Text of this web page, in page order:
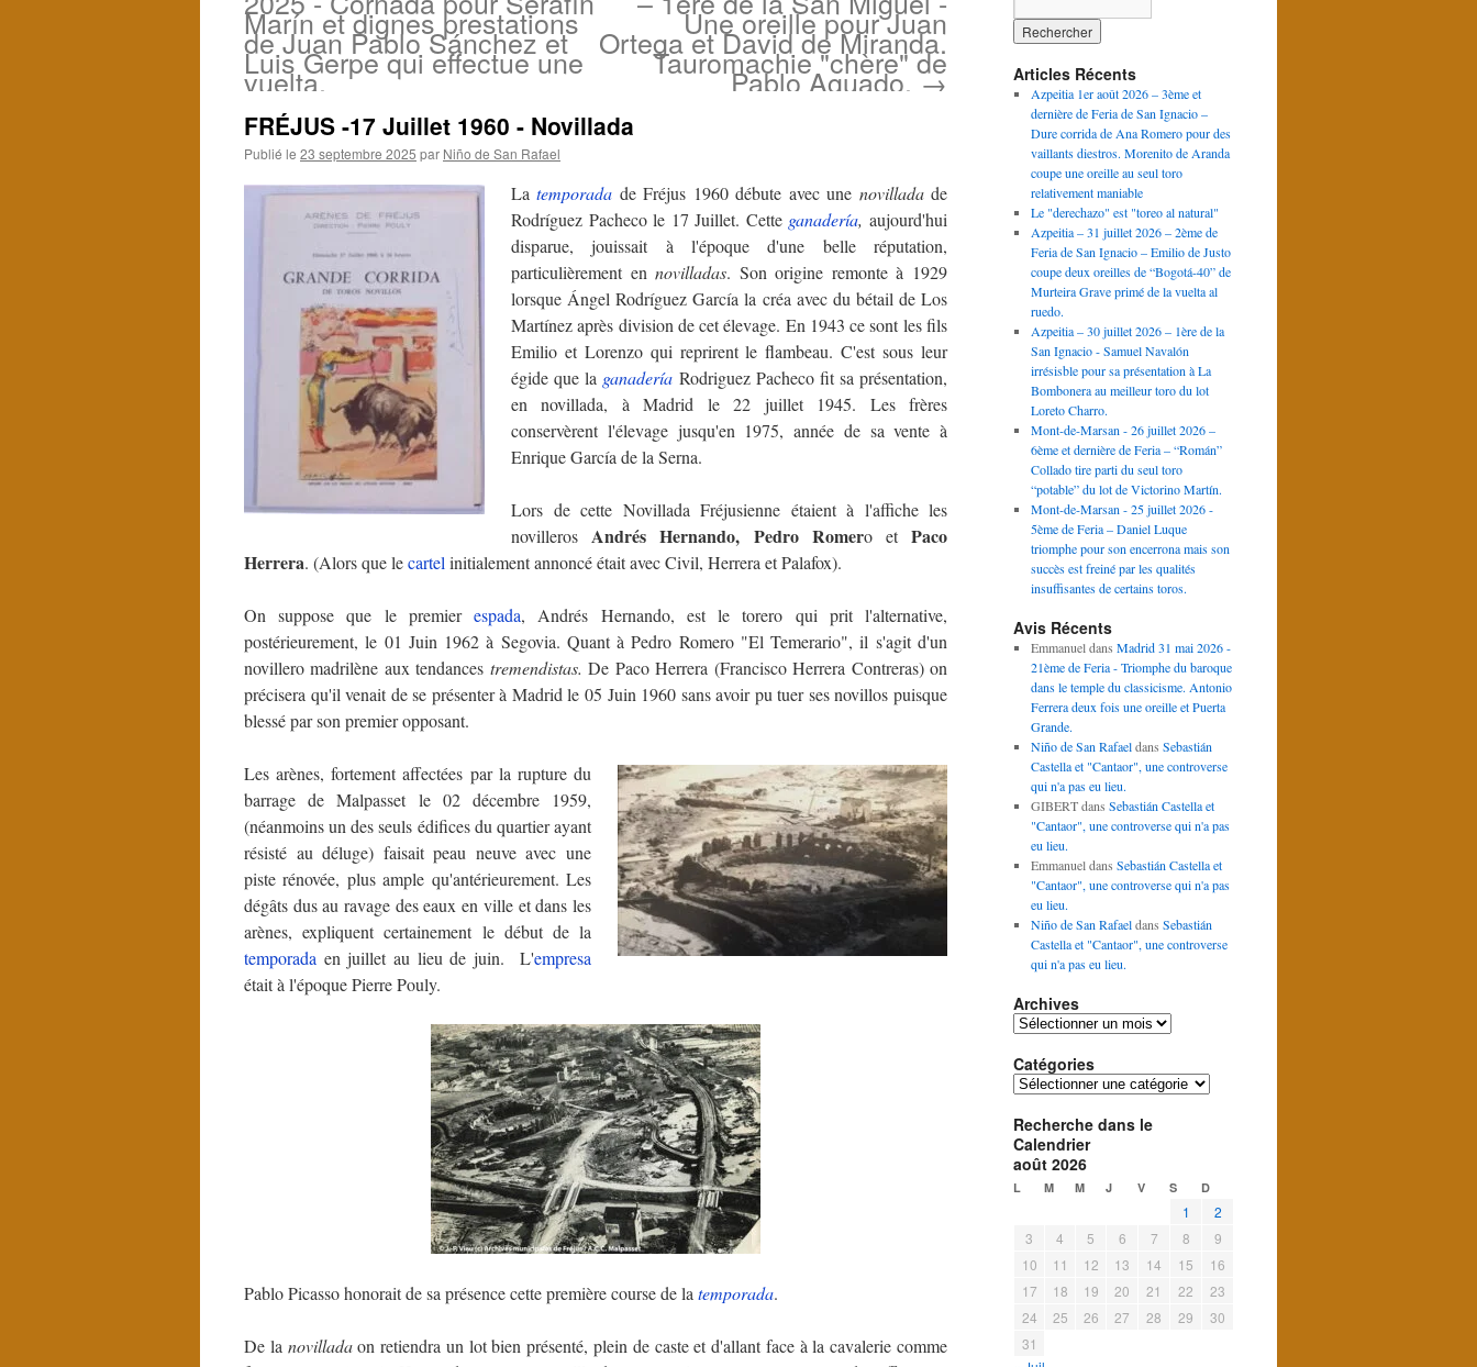
Marín et dignes prestations
de Juan Pablo Sánchez et
Luis Gerpe qui effectue une
vuelta.
Une oreille pour Juan
Ortega et David de Miranda.
Tauromachie "chère" de
Pablo Aguado.→
FRÉJUS -17 Juillet 1960 - Novillada
Publié le 23 septembre 2025 par Niño de San Rafael
Latemporada de Fréjus 1960 débute avec une novilladade
Rodríguez Pacheco le 17 Juillet. Cette ganadería, aujourd'hui
disparue, jouissait à l'époque d'une belle réputation,
particulièrement ennovilladas. Son origine remonte à 1929
lorsque Ángel Rodríguez García la créa avec du bétail de Los
Martínez après division de cet élevage. En 1943 ce sont les fils
Emilio et Lorenzo qui reprirent le flambeau. C'est sous leur
égide que la ganadería Rodriguez Pacheco fit sa présentation,
en novillada, à Madrid le 22 juillet 1945. Les frères
conservèrent l'élevage jusqu'en 1975, année de sa vente à
Enrique García de la Serna.
Lors de cette Novillada Fréjusienne étaient à l'affiche les
novilleros Andrés Hernando, Pedro Romero etPaco
Herrera. (Alors que lecartel initialement annoncé était avec Civil, Herrera et Palafox).
On suppose que le premierespada, Andrés Hernando, est le torero qui prit l'alternative,
postérieurement, le 01 Juin 1962 à Segovia. Quant à Pedro Romero "El Temerario", il s'agit d'un
novillero madrilène aux tendances tremendistas. De Paco Herrera (Francisco Herrera Contreras) on
précisera qu'il venait de se présenter à Madrid le 05 Juin 1960 sans avoir pu tuer ses novillos puisque
blessé par son premier opposant.
Les arènes, fortement affectées par la rupture du
barrage de Malpasset le 02 décembre 1959,
(néanmoins un des seuls édifices du quartier ayant
résisté au déluge) faisait peau neuve avec une
piste rénovée, plus ample qu'antérieurement. Les
dégâts dus au ravage des eaux en ville et dans les
arènes, expliquent certainement le début de la
temporada en juillet au lieu de juin. L'empresa
était à l'époque Pierre Pouly.
Pablo Picasso honorait de sa présence cette première course de la temporada.
De la novilladaon retiendra un lot bien présenté, plein de caste et d'allant face à la cavalerie comme
Articles Récents
Azpeitia 1er août 2026 – 3ème et
dernière de Feria de San Ignacio –
Dure corrida de Ana Romero pour des
vaillants diestros. Morenito de Aranda
coupe une oreille au seul toro
relativement maniable
Le "derechazo" est "toreo al natural"
Azpeitia – 31 juillet 2026 – 2ème de
Feria de San Ignacio – Emilio de Justo
coupe deux oreilles de “Bogotá-40” de
Murteira Grave primé de la vuelta al
ruedo.
Azpeitia – 30 juillet 2026 – 1ère de la
San Ignacio - Samuel Navalón
irrésisble pour sa présentation à La
Bombonera au meilleur toro du lot
Loreto Charro.
Mont-de-Marsan - 26 juillet 2026 –
6ème et dernière de Feria – “Román”
Collado tire parti du seul toro
“potable” du lot de Victorino Martín.
Mont-de-Marsan - 25 juillet 2026 -
5ème de Feria – Daniel Luque
triomphe pour son encerrona mais son
succès est freiné par les qualités
insuffisantes de certains toros.
Avis Récents
Emmanueldans Madrid 31 mai 2026 -
21ème de Feria - Triomphe du baroque
dans le temple du classicisme. Antonio
Ferrera deux fois une oreille et Puerta
Grande.
Niño de San Rafaeldans Sebastián
Castella et "Cantaor", une controverse
qui n'a pas eu lieu.
GIBERTdans Sebastián Castella et
"Cantaor", une controverse qui n'a pas
eu lieu.
Emmanueldans Sebastián Castella et
"Cantaor", une controverse qui n'a pas
eu lieu.
Niño de San Rafaeldans Sebastián
Castella et "Cantaor", une controverse
qui n'a pas eu lieu.
Archives
Archives
Catégories
Catégories
Recherche dans le
Calendrier
août 2026
L M M J V S D
1
2
3
4 5 6 7 8
9
10
11 12 13 14 15
16
17
18 19 20 21 22
23
24
25 26 27 28 29
30
31